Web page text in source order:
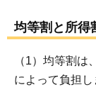
均等割と所得
（1）均等割
によって負担し